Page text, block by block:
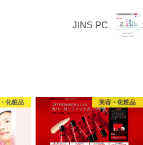
JINS PC
化粧品 美容・化粧品